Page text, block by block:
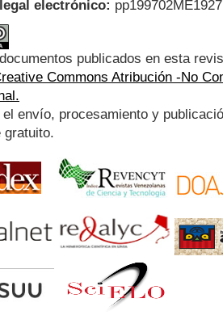
electrónico:
publicados en esta
Commons Atribución -No
el envío, procesamiento y
gratuito.